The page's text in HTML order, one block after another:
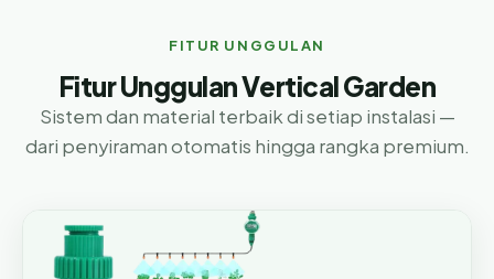
FITUR UNGGULAN
Fitur Unggulan Vertical Garden
Sistem dan material terbaik di setiap instalasi —
dari penyiraman otomatis hingga rangka premium.